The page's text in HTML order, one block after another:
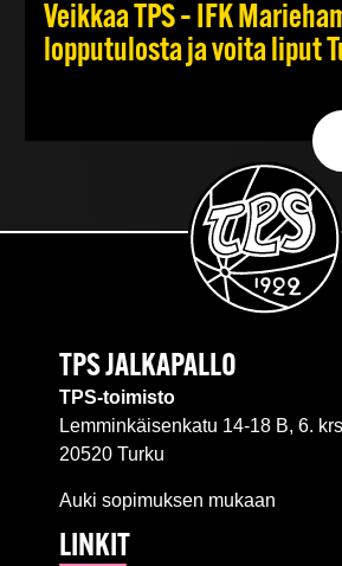
Veikkaa TPS – IFK
lopputulosta ja voita liput
TPS JALKAPALLO
TPS-toimisto
Lemminkäisenkatu 14-18 B, 6. krs
20520 Turku
Auki sopimuksen mukaan
LINKIT